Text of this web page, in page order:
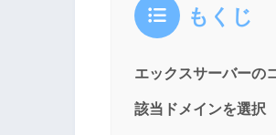
もくじ
エックスサーバーの
該当ドメインを選択